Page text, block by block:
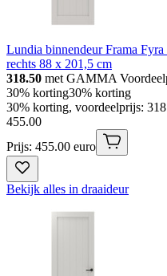
Lundia binnendeur Frama
rechts 88 x 201,5 cm
318.50 met GAMMA
30% korting30% korting
30% korting, voordeelprijs:
455.00
Prijs: 455.00 euro
Bekijk alles in draaideur